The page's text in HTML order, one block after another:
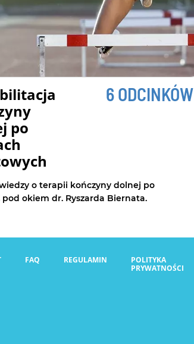
Część 1
30:05
-
Część 2
po
6 ODCINKÓW
o terapii kończyny dolnej po
pod okiem dr. Ryszarda Biernata.
FAQ REGULAMIN
POLITYKA
PRYWATNOŚCI